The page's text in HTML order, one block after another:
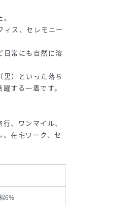
ィス、セレモニー
日常にも自然に溶
）といった落ち
する一着です。
、ワンマイル、
在宅ワーク、セ
6%